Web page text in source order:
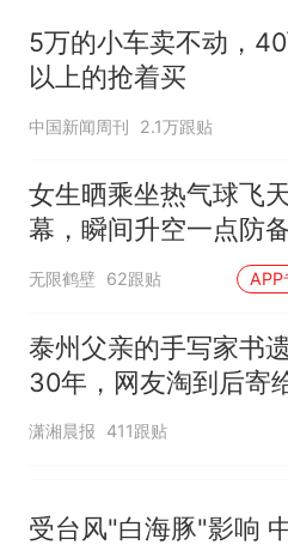
热 十多万
全部作废
5万的小车卖不动，
以上的抢着买
中国新闻周刊 2.1万跟贴
女生晒乘坐热气球飞
幕，瞬间升空一点防
没有
无限鹤壁 62跟贴 APP
泰州父亲的手写家书
30年，网友淘到后寄
儿：花鸟市场搬了，但
潇湘晨报 411跟贴
受台风"白海豚"影响